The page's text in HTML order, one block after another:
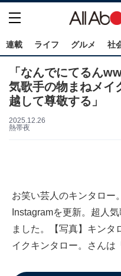
連載 ライフ グルメ 社
「なんでにてるん
気歌手の物まねメイ
越して尊敬する」
2025.12.26
熱帯夜
お笑い芸人のキンタロー
Instagramを更新。超人
ました。【写真】キンタ
イクキンタロー。さん